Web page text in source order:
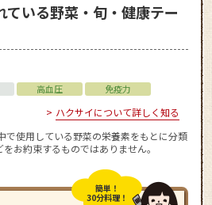
ている野菜・旬・健康テー
高血圧 免疫力
ハクサイについて詳しく知る
使用している野菜の栄養素をもとに分類
お約束するものではありません。
簡単！
30分料理！